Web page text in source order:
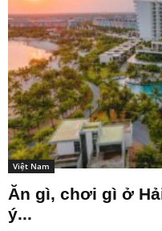
Việt Nam
Ăn gì, chơi gì ở
ý...